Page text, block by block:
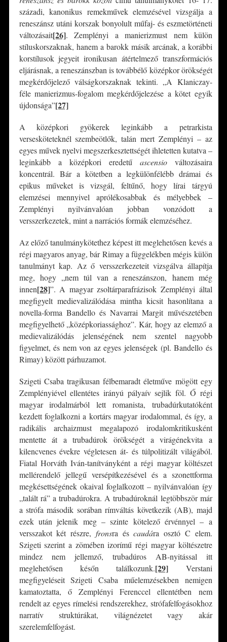
századi, kanonikus remekművek elemzésével vizsgálja a
reneszánsz utáni korszak bonyolult műfaj- és eszmetörténeti
változásait[26]. Zemplényi a manierizmust nem külön
stíluskorszaknak, hanem a barokk másik arcának, a korábbi
korstílusok jegyeit ironikusan átértelmező transzformációs
eljárásnak, a reneszánszban is továbbélő középkor örökségét
megkérdőjelező válságkorszaknak tekinti. „A Klaniczay-
féle manierizmus-fogalom megkérdőjelezése a kötet egyik
újdonsága”[27]
A középkori gyökerek leginkább a petrarkista
versesköteteknél szembeötlők, talán mert Zemplényi – az
egyes művek nyelvi megszerkesztettségét ihletetten kutatva –
leginkább a középkori eredetű ascensio változásaira
koncentrál. Bár a kötetben a legkülönfélébb drámai és
epikus műveket is vizsgál, feltűnő, hogy lírai tárgyú
elemzései mennyivel aprólékosabbak és mélyebbek –
Zemplényi nyilvánvalóan jobban vonzódott a
versszerkezetek, mint a narrációs formák elemzéséhez.
Az előző tanulmánykötethez képest itt meglehetősen kevés a
régi magyaros anyag, bár Rimay a függelékben mégis külön
tanulmányt kap. Az ő versszerkezeteit vizsgálva állapítja
meg, hogy „nem túl van a reneszánszon, hanem még
innen[28]”. A magyar zsoltárparafrázisok Zemplényi által
megfigyelt medievalizálódása mintha kicsit hasonlítana a
novella-forma Bandello és Navarrai Margit művészetében
megfigyelhető „középkoriassághoz”. Kár, hogy az elemző a
medievalizálódás jelenségének nem szentel nagyobb
figyelmet, és nem von az egyes jelenségek (pl. Bandello és
Rimay) között párhuzamot.
Szigeti Csaba tragikusan félbemaradt életműve mögött egy
Zemplényiével ellentétes irányú pályaív sejlik föl. Ő régi
magyar irodalmárból lett romanista, trubadúrkutatóként
kezdett foglalkozni a kortárs magyar irodalommal, és így, a
radikális archaizmust megalapozó irodalomkritikusként
mentette át a trubadúrok örökségét a virágénekvita a
kilencvenes évekre végletesen át- és túlpolitizált világából.
Fiatal Horváth Iván-tanítványként a régi magyar költészet
mellérendelő jellegű versépítkezésével és a szonettforma
megkésettségének okaival foglalkozott – nyilvánvalóan így
„talált rá” a trubadúrokra. A trubadúroknál legtöbbször már
a strófa második sorában rímváltás következik (AB), majd
ezek után jelenik meg – szinte kötelező érvénnyel – a
versszakot két részre, fronsra éscaudára osztó C elem.
Szigeti szerint a zömében izorímű régi magyar költészetre
mindez nem jellemző, trubadúros AB-nyitással itt
meglehetősen későn találkozunk.[29] Verstani
megfigyeléseit Szigeti Csaba műelemzésekben nemigen
kamatoztatta, ő Zemplényi Ferenccel ellentétben nem
rendelt az egyes rímelési rendszerekhez, strófafelfogásokhoz
narratív struktúrákat, világnézetet vagy akár
szerelemfelfogást.